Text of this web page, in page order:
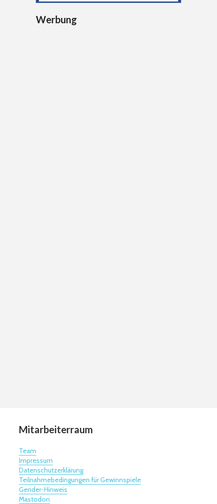
Werbung
Mitarbeiterraum
Team
Impressum
Datenschutzerklärung
Teilnahmebedingungen für Gewinnspiele
Gender-Hinweis
Mastodon